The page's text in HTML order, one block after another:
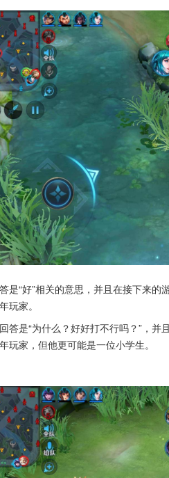
是“好”相关的意思，并且在接下来
玩家。
答是“为什么？好好打不行吗？”，
玩家，但他更可能是一位小学生。